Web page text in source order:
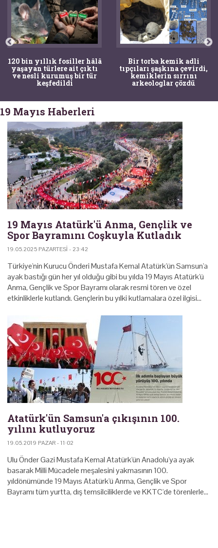
120 bin yıllık fosiller hâlâ
yaşayan türlere ait çıktı
ve nesli kurumuş bir tür
keşfedildi
Bir torba kemik adli
tıpçıları şaşkına çevirdi,
kemiklerin sırrını
arkeologlar çözdü
19 Mayıs Haberleri
19 Mayıs Atatürk'ü Anma, Gençlik ve
Spor Bayramını Coşkuyla Kutladık
19.05.2025 PAZARTESI - 23:42
Türkiye'nin Kurucu Önderi Mustafa Kemal Atatürk'ün Samsun'a
ayak bastığı gün her yıl olduğu gibi bu yılda 19 Mayıs Atatürk'ü
Anma, Gençlik ve Spor Bayramı olarak resmi tören ve özel
etkinliklerle kutlandı. Gençlerin bu yılki kutlamalara özel ilgisi…
Atatürk'ün Samsun'a çıkışının 100.
yılını kutluyoruz
19.05.2019 PAZAR - 11:02
Ulu Önder Gazi Mustafa Kemal Atatürk'ün Anadolu'ya ayak
basarak Milli Mücadele meşalesini yakmasının 100.
yıldönümünde 19 Mayıs Atatürk'ü Anma, Gençlik ve Spor
Bayramı tüm yurtta, dış temsilciliklerde ve KKTC'de törenlerle…